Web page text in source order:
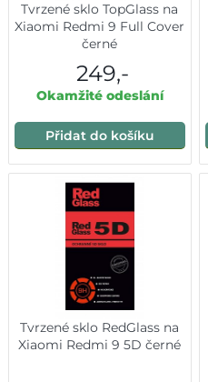
Tvrzené sklo TopGlass na
Xiaomi Redmi 9 Full Cover
černé
249,-
Okamžité odeslání
Přidat do košíku
Tvrzené sklo RedGlass na
Xiaomi Redmi 9 5D černé